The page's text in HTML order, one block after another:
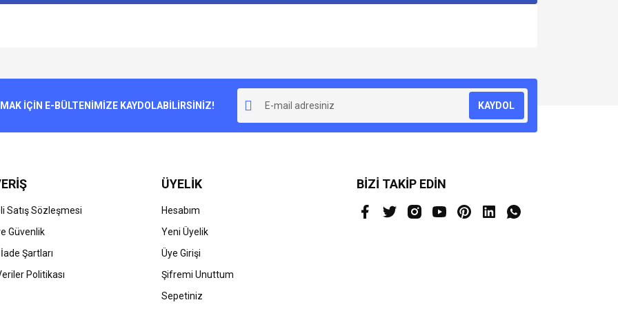
Gönder
İÇİN E-BÜLTENİMİZE KAYDOLABİLİRSİNİZ! KAYDOL
Satış Sözleşmesi
Güvenlik
Şartları
Politikası
ÜYELİK
Hesabım
Yeni Üyelik
Üye Girişi
Şifremi Unuttum
Sepetiniz
BİZİ TAKİP EDİN